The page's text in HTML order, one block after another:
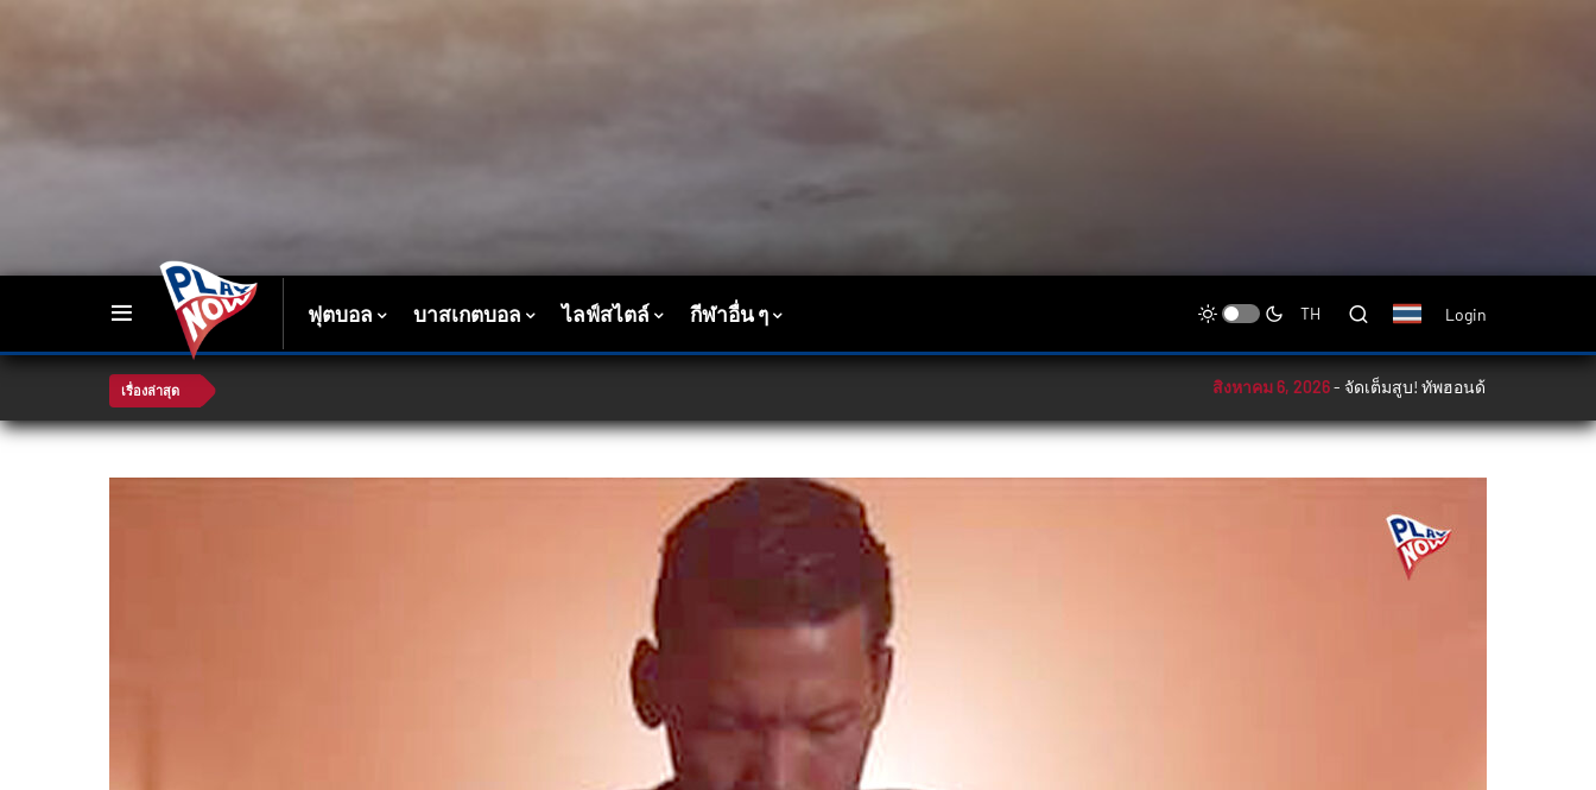
ฟุตบอล บาสเกตบอล ไลฟ์สไตล์ กีฬาอื่น ๆ TH Login
เรื่องล่าสุด สิงหาคม 6, 2026-จัดเต็มสูบ! ทัพฮอนด้าลุ้นล่าโพเดียมศึก